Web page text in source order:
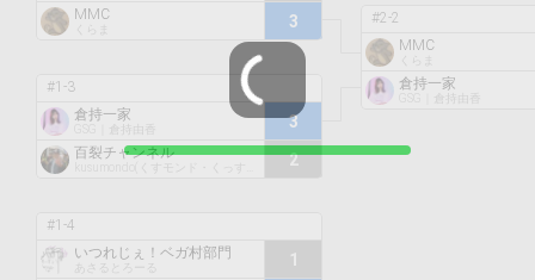
MMC 3
#1-3
倉持一家
3
百裂チャンネル 2
#1-4
いつれじぇ！ベガ村部門
あさるとろーる 1
#2-2
MMC
倉持一家